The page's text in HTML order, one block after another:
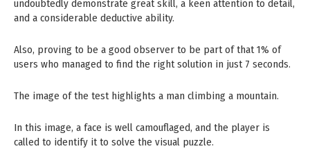
undoubtedly demonstrate great skill, a keen attention to detail,
and a considerable deductive ability.
Also, proving to be a good observer to be part of that 1% of
users who managed to find the right solution in just 7 seconds.
The image of the test highlights a man climbing a mountain.
In this image, a face is well camouflaged, and the player is
called to identify it to solve the visual puzzle.